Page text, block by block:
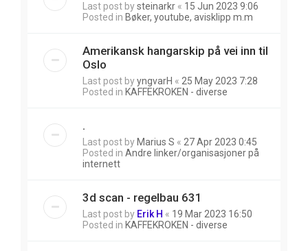
Last post bysteinarkr « 15 Jun 2023 9:06
Posted in Bøker, youtube, avisklipp m.m
Amerikansk hangarskip på vei inn til
Oslo
Last post byyngvarH « 25 May 2023 7:28
Posted in KAFFEKROKEN - diverse
.
Last post by Marius S « 27 Apr 2023 0:45
Posted in Andre linker/organisasjoner på
internett
3d scan - regelbau 631
Last post by Erik H « 19 Mar 2023 16:50
Posted in KAFFEKROKEN - diverse